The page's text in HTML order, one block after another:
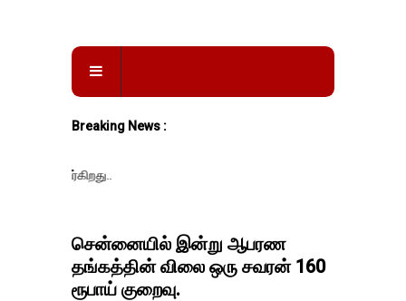
Breaking News :
சென்னையில் இன்று ஆபரண
தங்கத்தின் விலை ஒரு சவரன் 160
ரூபாய் குறைவு.